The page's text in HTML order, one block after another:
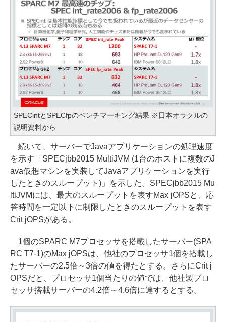
SPECintとSPECfpのベンチマーキング結果 ※日本オラクルの
説明資料から
続いて、サーバーでJavaアプリケーションの処理速度
を示す「SPECjbb2015 MultiJVM (1台のホストに複数のJ
ava仮想マシンを実装してJavaアプリケーションを実行
したときのスループット)」を示した。SPECjbb2015 Mu
ltiJVMには、最大のスループットを表すMax jOPSと、応
答時間を一定以下に制限したときのスループットを表す
Crit jOPSがある。
1個のSPARC M7プロセッサを搭載したサーバー(SPA
RC T7-1)のMax jOPSは、他社のプロセッサ1個を搭載し
たサーバーの2.5倍～3倍の値を得たとする。さらにCrit j
OPSだと、プロセッサ1個当たりの値では、他社製プロ
セッサ搭載サーバーの4.2倍～4.6倍に達するとする。